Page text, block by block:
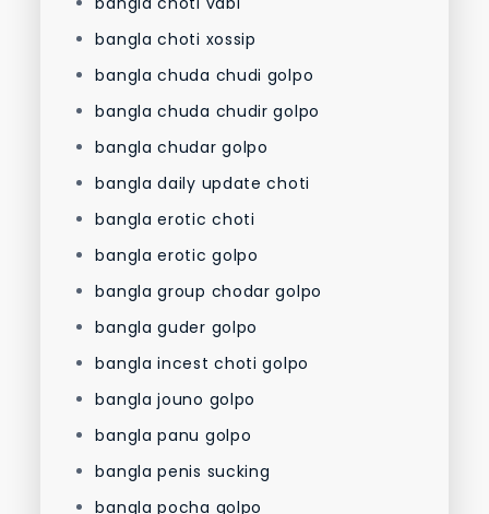
bangla choti xossip
bangla chuda chudi golpo
bangla chuda chudir golpo
bangla chudar golpo
bangla daily update choti
bangla erotic choti
bangla erotic golpo
bangla group chodar golpo
bangla guder golpo
bangla incest choti golpo
bangla jouno golpo
bangla panu golpo
bangla penis sucking
bangla pocha golpo